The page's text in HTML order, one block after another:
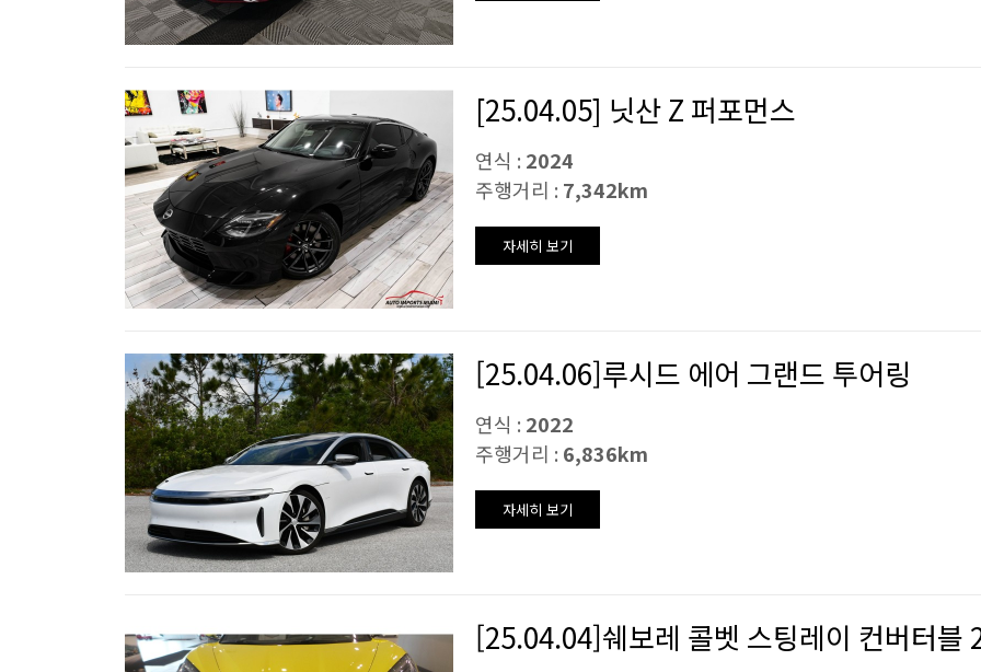
[25.04.05] 닛산 Z 퍼포먼스
연식 : 2024
주행거리 : 7,342km
자세히 보기
[25.04.06]루시드 에어 그랜드 투어링
연식 : 2022
주행거리 : 6,836km
자세히 보기
[25.04.04]쉐보레 콜벳 스팅레이 컨버터블